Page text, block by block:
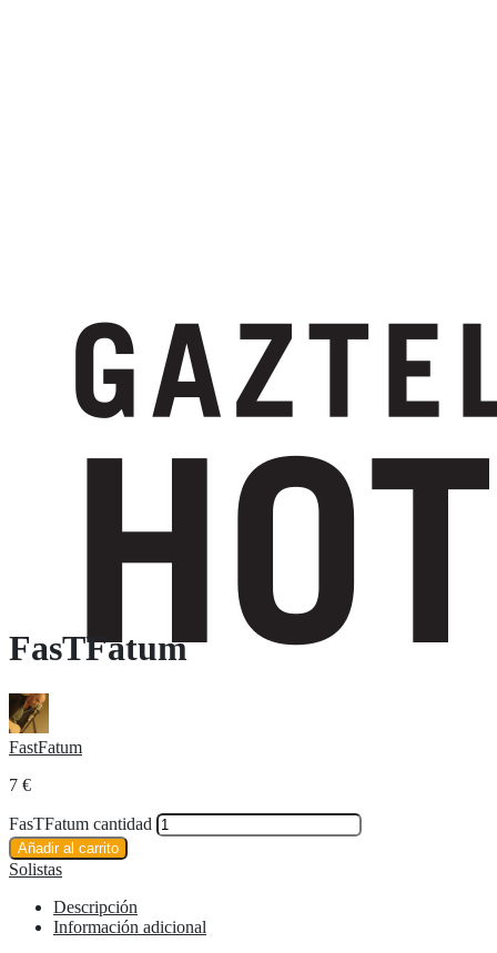
FasTFatum
FastFatum
7 €
FasTFatum cantidad
Añadir al carrito
Solistas
Descripción
Información adicional